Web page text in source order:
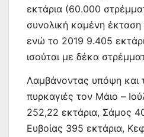
εκτάρια (60.000
συνολική καμένη έκταση
ενώ το 2019 9.405
ισούται με δέκα
Λαμβάνοντας υπόψη και
πυρκαγιές τον Μάιο –
252,22 εκτάρια, Σάμος
Ευβοίας 395 εκτάρια,